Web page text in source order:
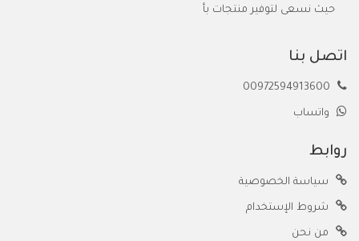
حيث نسعى لتوفير منتجات بأ
اتصل بنا
واتساب
روابط
سياسة الخصوصية
شروط الإستخدام
من نحن